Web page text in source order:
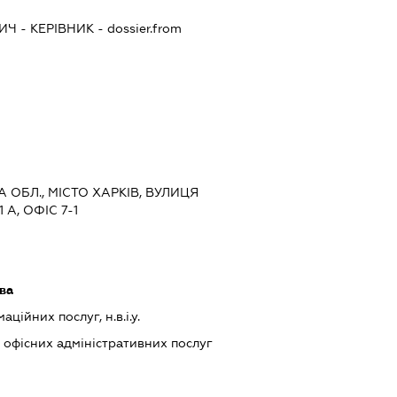
- КЕРІВНИК - dossier.from
ОБЛ., МІСТО ХАРКІВ, ВУЛИЦЯ
А, ОФІС 7-1
послуг, н.в.і.у.
адміністративних послуг